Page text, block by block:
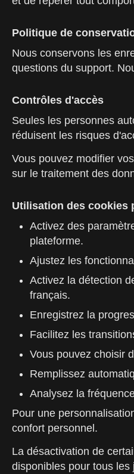
Politique de
Nous conservons les
questions du support.
Contrôles d'accès
Seules les personnes
réduisent les risques
Vous pouvez modifier
sur le traitement des
Utilisation des cookies
Activez des
plateforme.
Ajustez les
Activez la détection
français.
Enregistrez la
Facilitez les
Vous pouvez choisir
Remplissez
Analysez la
Pour une
confort personnel.
La désactivation de
disponibles pour tous les